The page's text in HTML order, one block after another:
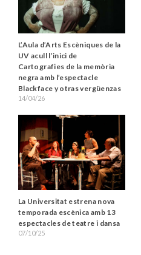
L’Aula d’Arts Escèniques de la
UV acull l’inici de
Cartografies de la memòria
negra amb l’espectacle
Blackface y otras vergüenzas
14/04/26
La Universitat estrena nova
temporada escènica amb 13
espectacles de teatre i dansa
07/10/25